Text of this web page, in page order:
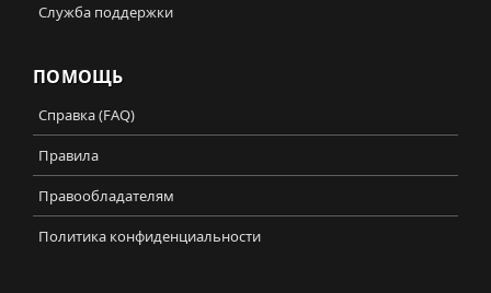
Служба поддержки
ПОМОЩЬ
Справка (FAQ)
Правила
Правообладателям
Политика конфиденциальности